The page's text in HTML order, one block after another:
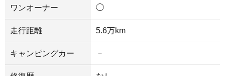
ワンオーナー ◯
走行距離 5.6万km
キャンピングカー －